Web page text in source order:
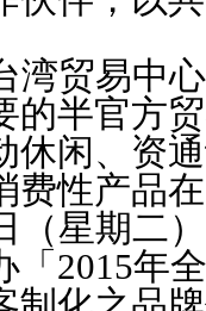
贸易中心
的半官方
休闲、资
费性产品
（星期二
「2015年